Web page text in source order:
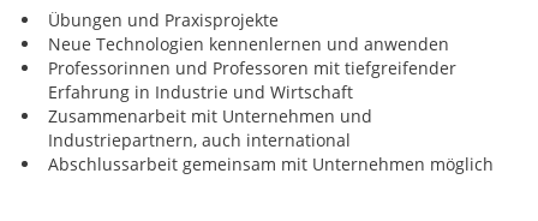
Übungen und Praxisprojekte
Neue Technologien kennenlernen und anwenden
Professorinnen und Professoren mit tiefgreifender
Erfahrung in Industrie und Wirtschaft
Zusammenarbeit mit Unternehmen und
Industriepartnern, auch international
Abschlussarbeit gemeinsam mit Unternehmen möglich